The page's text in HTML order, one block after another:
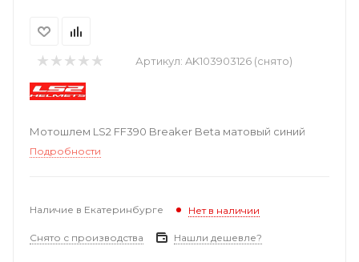
Артикул: AK103903126 (снято)
Мотошлем LS2 FF390 Breaker Beta матовый синий
Подробности
Наличие в Екатеринбурге Нет в наличии
Снято с производства Нашли дешевле?